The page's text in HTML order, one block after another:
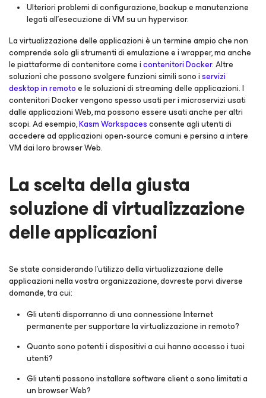
Ulteriori problemi di configurazione, backup e manutenzione
legati all'esecuzione di VM su un hypervisor.
La virtualizzazione delle applicazioni è un termine ampio che non
comprende solo gli strumenti di emulazione e i wrapper, ma anche
le piattaforme di contenitore come icontenitori Docker. Altre
soluzioni che possono svolgere funzioni simili sono iservizi
desktop in remotoe le soluzioni di streaming delle applicazioni. I
contenitori Docker vengono spesso usati per i microservizi usati
dalle applicazioni Web, ma possono essere usati anche per altri
scopi. Ad esempio,Kasm Workspacesconsente agli utenti di
accedere ad applicazioni open-source comuni e persino a intere
VM dai loro browser Web.
La scelta della giusta
soluzione di virtualizzazione
delle applicazioni
Se state considerando l'utilizzo della virtualizzazione delle
applicazioni nella vostra organizzazione, dovreste porvi diverse
domande, tra cui:
Gli utenti disporranno di una connessione Internet
permanente per supportare la virtualizzazione in remoto?
Quanto sono potenti i dispositivi a cui hanno accesso i tuoi
utenti?
Gli utenti possono installare software client o sono limitati a
un browser Web?